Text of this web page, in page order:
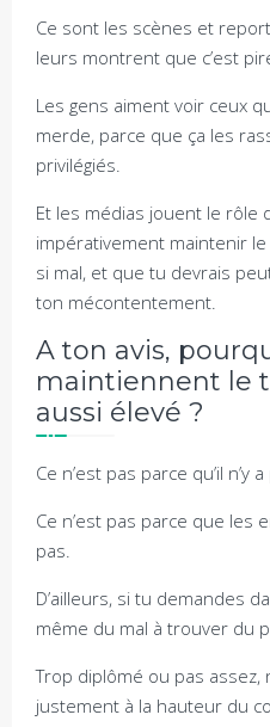
Ce sont les scènes et
leurs montrent que c’est
Les gens aiment voir ceux
merde, parce que ça les
privilégiés.
Et les médias jouent le rôle
impérativement maintenir
si mal, et que tu devrais
ton mécontentement.
A ton avis,
maintiennent le
aussi élevé ?
Ce n’est pas parce qu’il n’y
Ce n’est pas parce que les
pas.
D’ailleurs, si tu demandes
même du mal à trouver du
Trop diplômé ou pas
justement à la hauteur du